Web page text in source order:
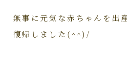
無事に元気な赤ちゃんを出
復帰しました(^^)/